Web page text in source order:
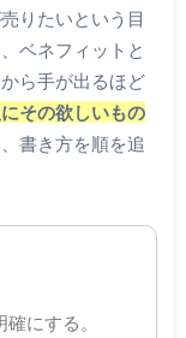
りたいという目
ベネフィットと
ら手が出るほど
その欲しいもの
書き方を順を追
にする。